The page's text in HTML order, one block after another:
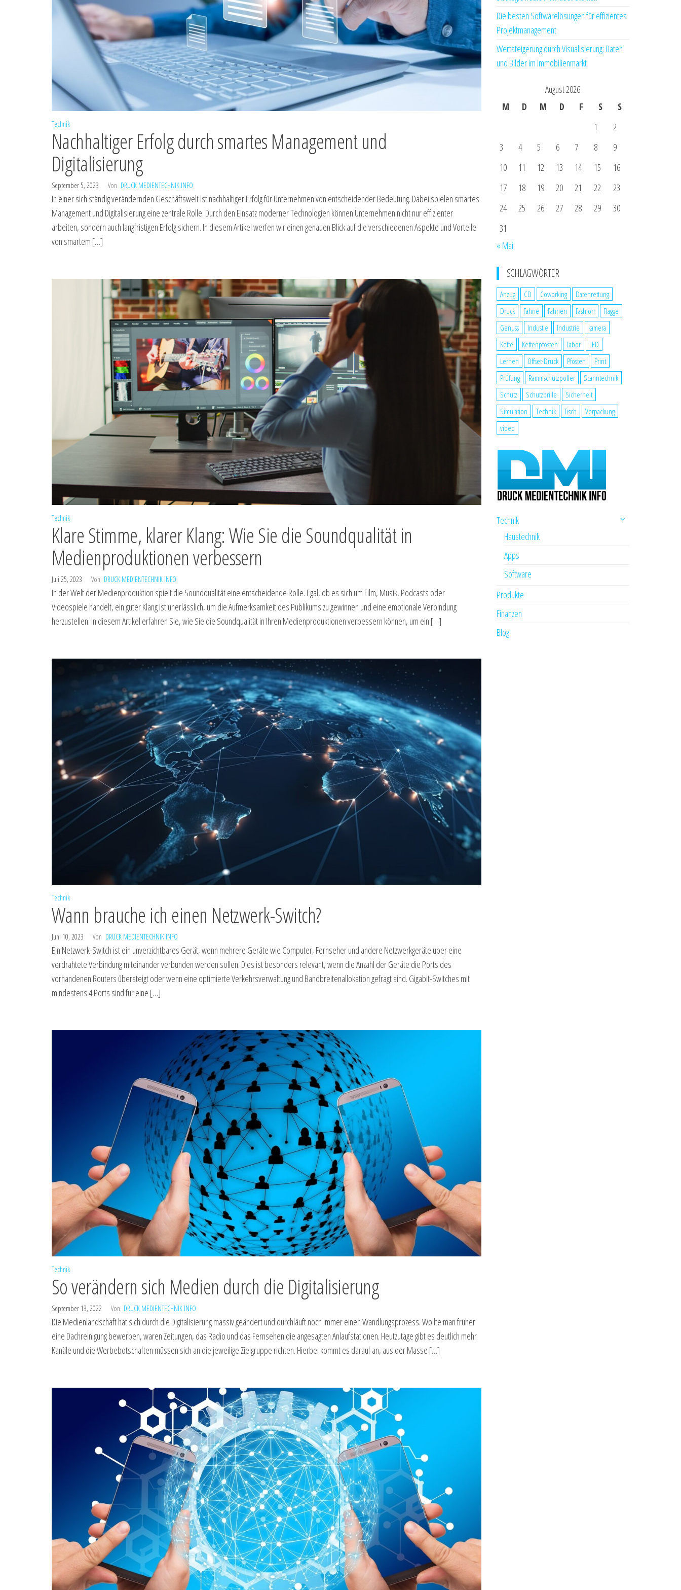
Technik
Nachhaltiger Erfolg durch smartes Management und
Digitalisierung
September 5, 2023 Von DRUCK MEDIENTECHNIK INFO
In einer sich ständig verändernden Geschäftswelt ist nachhaltiger Erfolg für Unternehmen von entscheidender Bedeutung. Dabei spielen smartes
Management und Digitalisierung eine zentrale Rolle. Durch den Einsatz moderner Technologien können Unternehmen nicht nur effizienter
arbeiten, sondern auch langfristigen Erfolg sichern. In diesem Artikel werfen wir einen genauen Blick auf die verschiedenen Aspekte und Vorteile
von smartem […]
Technik
Klare Stimme, klarer Klang: Wie Sie die Soundqualität in
Medienproduktionen verbessern
Juli 25, 2023 Von DRUCK MEDIENTECHNIK INFO
In der Welt der Medienproduktion spielt die Soundqualität eine entscheidende Rolle. Egal, ob es sich um Film, Musik, Podcasts oder
Videospiele handelt, ein guter Klang ist unerlässlich, um die Aufmerksamkeit des Publikums zu gewinnen und eine emotionale Verbindung
herzustellen. In diesem Artikel erfahren Sie, wie Sie die Soundqualität in Ihren Medienproduktionen verbessern können, um ein […]
Technik
Wann brauche ich einen Netzwerk-Switch?
Juni 10, 2023 Von DRUCK MEDIENTECHNIK INFO
Ein Netzwerk-Switch ist ein unverzichtbares Gerät, wenn mehrere Geräte wie Computer, Fernseher und andere Netzwerkgeräte über eine
verdrahtete Verbindung miteinander verbunden werden sollen. Dies ist besonders relevant, wenn die Anzahl der Geräte die Ports des
vorhandenen Routers übersteigt oder wenn eine optimierte Verkehrsverwaltung und Bandbreitenallokation gefragt sind. Gigabit-Switches mit
mindestens 4 Ports sind für eine […]
Technik
So verändern sich Medien durch die Digitalisierung
September 13, 2022 Von DRUCK MEDIENTECHNIK INFO
Die Medienlandschaft hat sich durch die Digitalisierung massiv geändert und durchläuft noch immer einen Wandlungsprozess. Wollte man früher
eine Dachreinigung bewerben, waren Zeitungen, das Radio und das Fernsehen die angesagten Anlaufstationen. Heutzutage gibt es deutlich mehr
Kanäle und die Werbebotschaften müssen sich an die jeweilige Zielgruppe richten. Hierbei kommt es darauf an, aus der Masse […]
Die besten Softwarelösungen für effizientes
Projektmanagement
Wertsteigerung durch Visualisierung: Daten
und Bilder im Immobilienmarkt
August 2026
M
D M D F S
S
1
2
3
4 5 6 7 8
9
10
11 12 13 14 15
16
17
18 19 20 21 22
23
24
25 26 27 28 29
30
31
« Mai
SCHLAGWÖRTER
Anzug CD Coworking
Datenrettung
Druck
Fahne Fahnen Fashion
Flagge
Genuss
Industie Industrie
kamera
Kette
Kettenpfosten Labor
LED
Lernen
Offset-Druck Pfosten
Print
Prüfung
Rammschutzpoller
Scanntechnik
Schutz
Schutzbrille
Sicherheit
Simulation
Technik Tisch
Verpackung
video
Technik
Haustechnik
Apps
Software
Produkte
Finanzen
Blog